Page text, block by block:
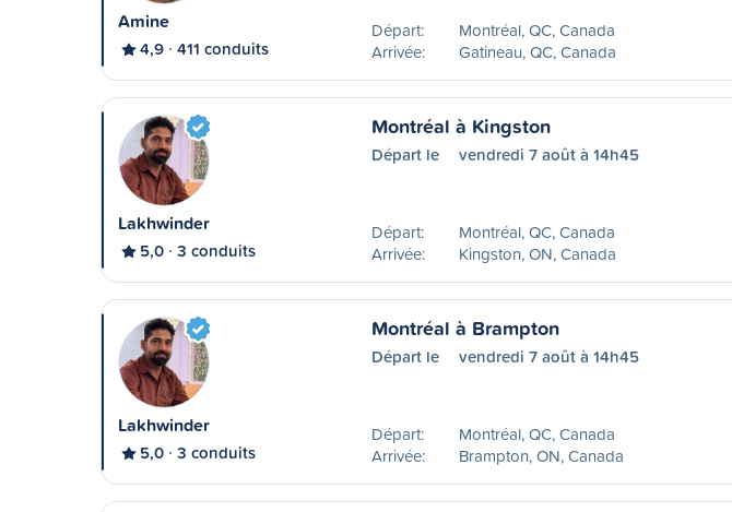
Amine
4,9 411 conduits
Départ:
Montréal, QC, Canada
Arrivée:
Gatineau, QC, Canada
Lakhwinder
5,0 3 conduits
Montréal à Kingston
Départ le vendredi 7 août à 14h45
Départ:
Montréal, QC, Canada
Arrivée:
Kingston, ON, Canada
Lakhwinder
5,0 3 conduits
Montréal à Brampton
Départ le vendredi 7 août à 14h45
Départ:
Montréal, QC, Canada
Arrivée:
Brampton, ON, Canada